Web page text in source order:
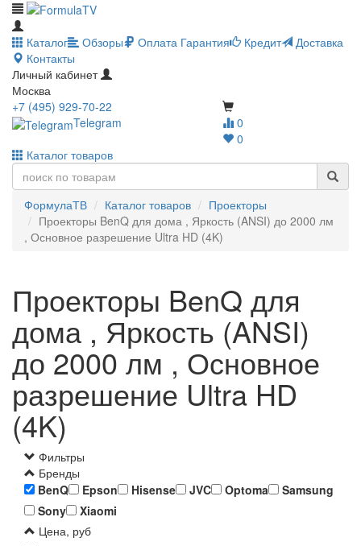
Каталог Обзоры Оплата Гарантия Кредит
Доставка
Контакты
Личный кабинет
Москва
0
0
+7 (495) 929-70-22
Telegram
Каталог товаров
ФормулаТВ Каталог товаров
Проекторы
Проекторы BenQ для дома , Яркость (ANSI) до 2000 лм
, Основное разрешение Ultra HD (4K)
Проекторы BenQ для
дома , Яркость (ANSI)
до 2000 лм , Основное
разрешение Ultra HD
(4K)
Фильтры
Бренды
BenQ
Epson Hisense JVC Optoma
Samsung
Sony
Xiaomi
Цена, руб